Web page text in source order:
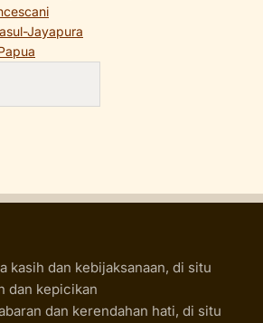
Jayapura
kasih dan kebijaksanaan, di situ
dan kepicikan
dan kerendahan hati, di situ